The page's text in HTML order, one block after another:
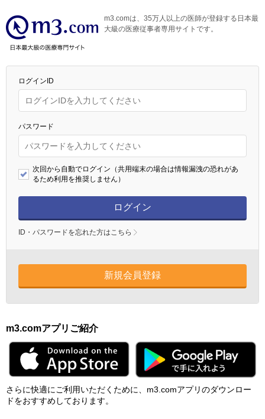
m3.comは、35万人以上の医師が登録する日本最
大級の医療従事者専用サイトです。
ログインID
パスワード
次回から自動でログイン（共用端末の場合は情報漏洩の恐れがあ
るため利用を推奨しません）
ログイン
ID・パスワードを忘れた方はこちら
新規会員登録
m3.comアプリご紹介
さらに快適にご利⽤いただくために、m3.comアプリのダウンロー
ドをおすすめしております。